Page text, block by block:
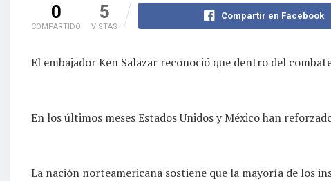
0
COMPARTIDO
5
VISTAS
Compartir en Facebook
El embajador Ken Salazar reconoció que dentro del
En los últimos meses Estados Unidos y México han
La nación norteamericana sostiene que la mayoría de los